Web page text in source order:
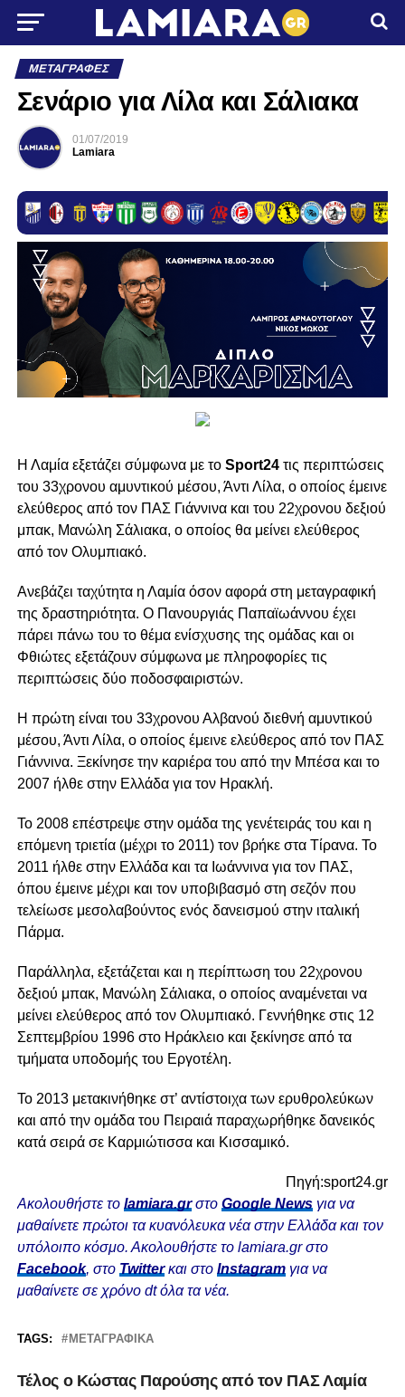
ΜΕΤΑΓΡΑΦΈΣ
Σενάριο για Λίλα και Σάλιακα
01/07/2019
Lamiara
Η Λαμία εξετάζει σύμφωνα με τοSport24 τις περιπτώσεις
του 33χρονου αμυντικού μέσου, Άντι Λίλα, ο οποίος έμεινε
ελεύθερος από τον ΠΑΣ Γιάννινα και του 22χρονου δεξιού
μπακ, Μανώλη Σάλιακα, ο οποίος θα μείνει ελεύθερος
από τον Ολυμπιακό.
Ανεβάζει ταχύτητα η Λαμία όσον αφορά στη μεταγραφική
της δραστηριότητα. Ο Πανουργιάς Παπαϊωάννου έχει
πάρει πάνω του το θέμα ενίσχυσης της ομάδας και οι
Φθιώτες εξετάζουν σύμφωνα με πληροφορίες τις
περιπτώσεις δύο ποδοσφαιριστών.
Η πρώτη είναι του 33χρονου Αλβανού διεθνή αμυντικού
μέσου, Άντι Λίλα, ο οποίος έμεινε ελεύθερος από τον ΠΑΣ
Γιάννινα. Ξεκίνησε την καριέρα του από την Μπέσα και το
2007 ήλθε στην Ελλάδα για τον Ηρακλή.
Το 2008 επέστρεψε στην ομάδα της γενέτειράς του και η
επόμενη τριετία (μέχρι το 2011) τον βρήκε στα Τίρανα. Το
2011 ήλθε στην Ελλάδα και τα Ιωάννινα για τον ΠΑΣ,
όπου έμεινε μέχρι και τον υποβιβασμό στη σεζόν που
τελείωσε μεσολαβούντος ενός δανεισμού στην ιταλική
Πάρμα.
Παράλληλα, εξετάζεται και η περίπτωση του 22χρονου
δεξιού μπακ, Μανώλη Σάλιακα, ο οποίος αναμένεται να
μείνει ελεύθερος από τον Ολυμπιακό. Γεννήθηκε στις 12
Σεπτεμβρίου 1996 στο Ηράκλειο και ξεκίνησε από τα
τμήματα υποδομής του Εργοτέλη.
Το 2013 μετακινήθηκε στ’ αντίστοιχα των ερυθρολεύκων
και από την ομάδα του Πειραιά παραχωρήθηκε δανεικός
κατά σειρά σε Καρμιώτισσα και Κισσαμικό.
Πηγή:sport24.gr
Ακολουθήστε το lamiara.grστο Google Newsγια να
μαθαίνετε πρώτοι τα κυανόλευκα νέα στην Ελλάδα και τον
υπόλοιπο κόσμο. Ακολουθήστε το lamiara.gr στο
Facebook, στο Twitterκαι στο Instagram για να
μαθαίνετε σε χρόνο dt όλα τα νέα.
TAGS: ΜΕΤΑΓΡΑΦΙΚΆ
Τέλος ο Κώστας Παρούσης από τον ΠΑΣ Λαμία